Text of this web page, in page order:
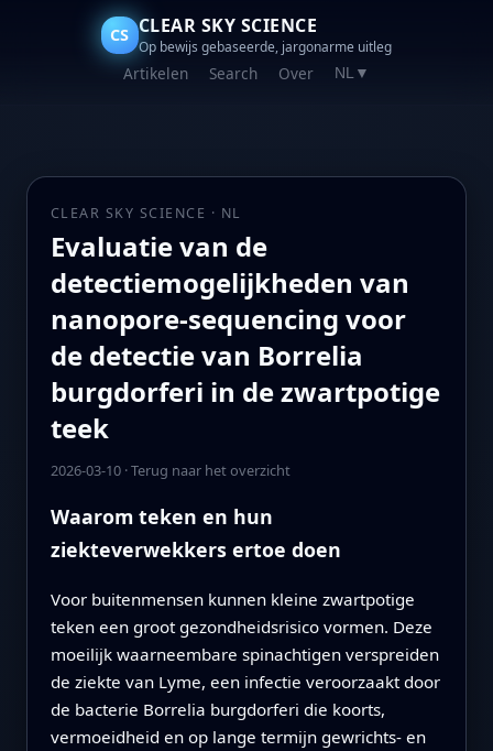
CS CLEAR SKY SCIENCE
Op bewijs gebaseerde, jargonarme uitleg
Artikelen Search Over NL ▼
CLEAR SKY SCIENCE · NL
Evaluatie van de
detectiemogelijkheden van
nanopore-sequencing voor
de detectie van Borrelia
burgdorferi in de zwartpotige
teek
2026-03-10·Terug naar het overzicht
Waarom teken en hun
ziekteverwekkers ertoe doen
Voor buitenmensen kunnen kleine zwartpotige
teken een groot gezondheidsrisico vormen. Deze
moeilijk waarneembare spinachtigen verspreiden
de ziekte van Lyme, een infectie veroorzaakt door
de bacterie Borrelia burgdorferi die koorts,
vermoeidheid en op lange termijn gewrichts- en